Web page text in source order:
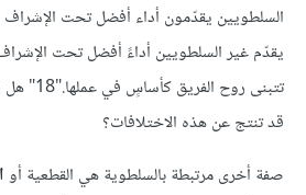
السلطويين يقدّمون أداء أفضل تحت الإشراف
يقدّم غير السلطويين أداءً أفضل تحت الإشراف
تتبنى روح
قد تنتج عن هذه الاختلافات؟
صفة أخرى مرتبطة بالسلطوية هي القطعية أو